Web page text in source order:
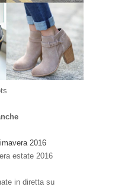
2016
estate 2016
in diretta su